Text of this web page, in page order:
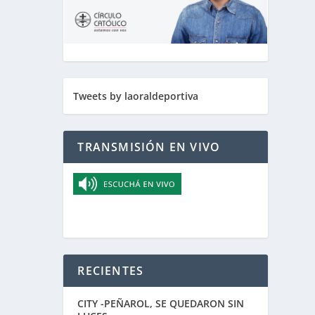
Tweets by laoraldeportiva
TRANSMISIÓN EN VIVO
RECIENTES
CITY -PEÑAROL, SE QUEDARON SIN